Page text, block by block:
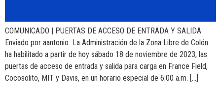
COMUNICADO | PUERTAS DE ACCESO DE ENTRADA Y SALIDA
Enviado por aantonio La Administración de la Zona Libre de Colón
ha habilitado a partir de hoy sábado 18 de noviembre de 2023, las
puertas de acceso de entrada y salida para carga en France Field,
Cocosolito, MIT y Davis, en un horario especial de 6:00 a.m. […]